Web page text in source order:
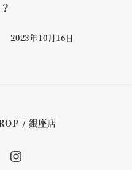
2023年10月16日
/ 銀座店
Instagram